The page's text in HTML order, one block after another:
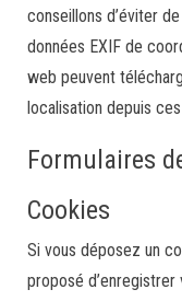
conseillons d’éviter
données EXIF de
web peuvent
localisation depuis
Formulaires
Cookies
Si vous déposez un
proposé